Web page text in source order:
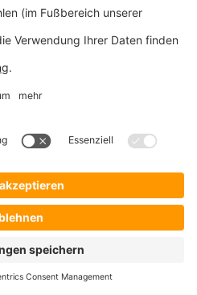
werden und ist in
Lesen Sie dazu auch das
und
erfahren Sie mehr über die
getestet werden.
erreichen Sie uns
405 200.